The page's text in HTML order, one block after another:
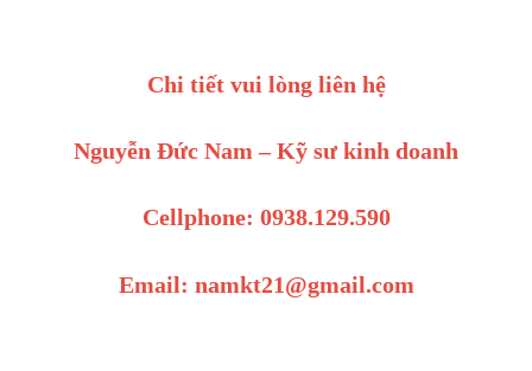
Chi tiết vui lòng liên hệ
Nguyễn Đức Nam – Kỹ sư kinh doanh
Cellphone: 0938.129.590
Email: namkt21@gmail.com